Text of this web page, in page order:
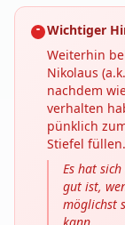
Wichtiger
Weiterhin
Nikolaus
nachdem
verhalten
pünklich
Stiefel füllen.
Es hat
gut ist,
möglichst